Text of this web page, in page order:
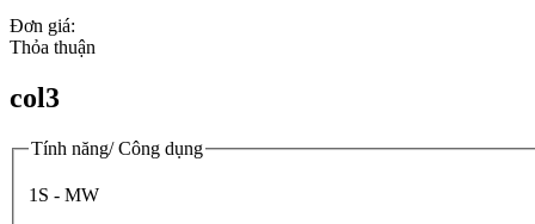
Đơn giá:
Thỏa thuận
col3
Tính năng/ Công dụng
1S - MW